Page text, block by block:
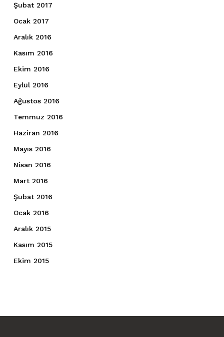
Şubat 2017
Ocak 2017
Aralık 2016
Kasım 2016
Ekim 2016
Eylül 2016
Ağustos 2016
Temmuz 2016
Haziran 2016
Mayıs 2016
Nisan 2016
Mart 2016
Şubat 2016
Ocak 2016
Aralık 2015
Kasım 2015
Ekim 2015